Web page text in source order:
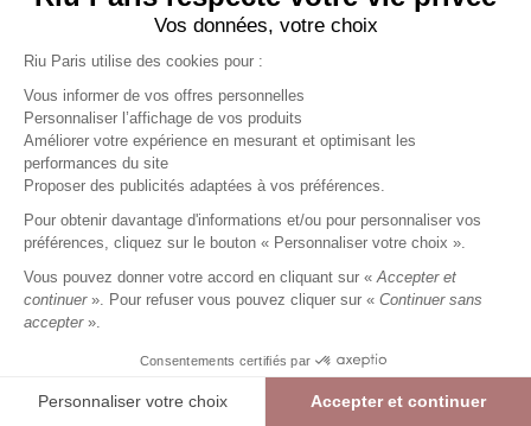
Vos données, votre choix
Riu Paris utilise des cookies pour :
Vous informer de vos offres personnelles
Personnaliser l’affichage de vos produits
Améliorer votre expérience en mesurant et optimisant les
performances du site
Proposer des publicités adaptées à vos préférences.
Pour obtenir davantage d'informations et/ou pour personnaliser vos
préférences, cliquez sur le bouton « Personnaliser votre choix ».
Vous pouvez donner votre accord en cliquant sur « Accepter et
continuer ». Pour refuser vous pouvez cliquer sur « Continuer sans
accepter ».
Consentements certifiés par
Personnaliser votre choix Accepter et continuer